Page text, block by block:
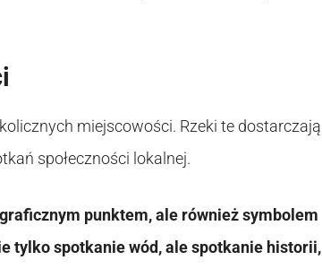
miejscowości. Rzeki te dostarczają
społeczności lokalnej.
punktem, ale również symbolem
tylko spotkanie wód, ale spotkanie historii,